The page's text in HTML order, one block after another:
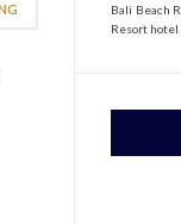
Bali Beach
Resort hotel